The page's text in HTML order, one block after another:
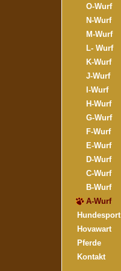
O-Wurf
N-Wurf
M-Wurf
L- Wurf
K-Wurf
J-Wurf
I-Wurf
H-Wurf
G-Wurf
F-Wurf
E-Wurf
D-Wurf
C-Wurf
B-Wurf
A-Wurf
Hundesport
Hovawart
Pferde
Kontakt